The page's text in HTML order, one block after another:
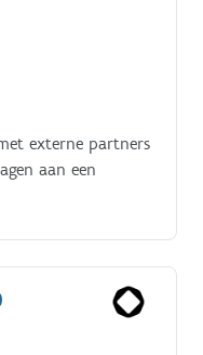
externe partners
aan een